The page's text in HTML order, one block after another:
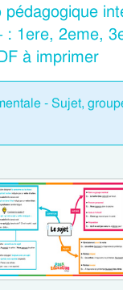
pédagogique
: 1ere, 2eme,
à imprimer
- Sujet,